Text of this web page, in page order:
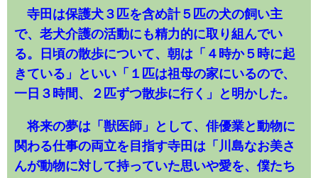
寺田は保護犬３匹を含め計５匹の犬の飼い主
で、老犬介護の活動にも精力的に取り組んでい
る。日頃の散歩について、朝は「４時か５時に起
きている」といい「１匹は祖母の家にいるので、
一日３時間、２匹ずつ散歩に行く」と明かした。
将来の夢は「獣医師」として、俳優業と動物に
関わる仕事の両立を目指す寺田は「川島なお美さ
んが動物に対して持っていた思いや愛を、僕たち